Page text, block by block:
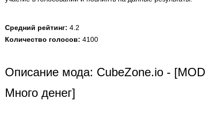
Средний рейтинг: 4.2
Количество голосов: 4100
Описание мода: CubeZone.io - [MOD
Много денег]